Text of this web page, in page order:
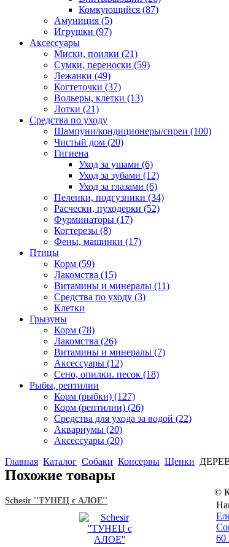
Комкующийся (87)
Амуниция (5)
Игрушки (97)
Аксессуары
Миски, поилки (21)
Сумки, переноски (59)
Лежанки (49)
Когтеточки (37)
Вольеры, клетки (13)
Лотки (21)
Средства по уходу
Шампуни/кондиционеры/спреи (100)
Чистый дом (20)
Гигиена
Уход за ушами (6)
Уход за зубами (12)
Уход за глазами (6)
Пеленки, подгузники (34)
Расчески, пуходерки (52)
Фурминаторы (17)
Когтерезы (8)
Фены, машинки (17)
Птицы
Корм (59)
Лакомства (15)
Витамины и минералы (11)
Средства по уходу (3)
Клетки
Грызуны
Корм (78)
Лакомства (26)
Витамины и минералы (7)
Аксессуары (12)
Сено, опилки. песок (18)
Рыбы, рептилии
Корм (рыбки) (127)
Корм (рептилии) (26)
Средства для ухода за водой (22)
Аквариумы (20)
Аксессуары (20)
Главная Каталог Собаки Консервы Щенки
Похожие товары
Schesir ''ТУНЕЦ c АЛОЕ''
©
60